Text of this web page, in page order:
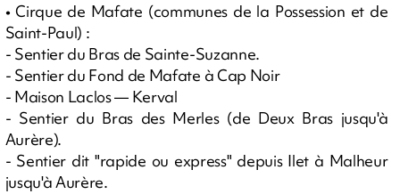
• Cirque de Mafate (communes de la Possession et de
Saint-Paul) :
- Sentier du Bras de Sainte-Suzanne.
- Sentier du Fond de Mafate à Cap Noir
- Maison Laclos — Kerval
- Sentier du Bras des Merles (de Deux Bras jusqu'à
Aurère).
- Sentier dit "rapide ou express" depuis Ilet à Malheur
jusqu'à Aurère.